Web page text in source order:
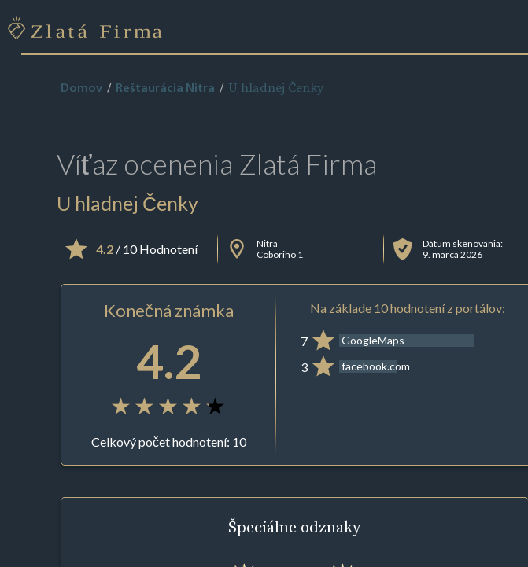
Domov Reštaurácia Nitra U hladnej Čenky
Víťaz ocenenia Zlatá Firma
U hladnej Čenky
4.2/ 10 Hodnotení
Nitra
Coboriho 1
Dátum skenovania:
9. marca 2026
Konečná známka
4.2
Celkový počet hodnotení: 10
Na základe 10 hodnotení z portálov:
7 GoogleMaps
3 facebook.com
Špeciálne odznaky